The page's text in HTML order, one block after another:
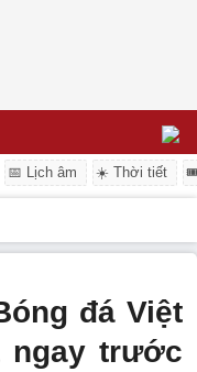
📅 Lịch âm ☀️ Thời tiết
đá Việt
ngay trước